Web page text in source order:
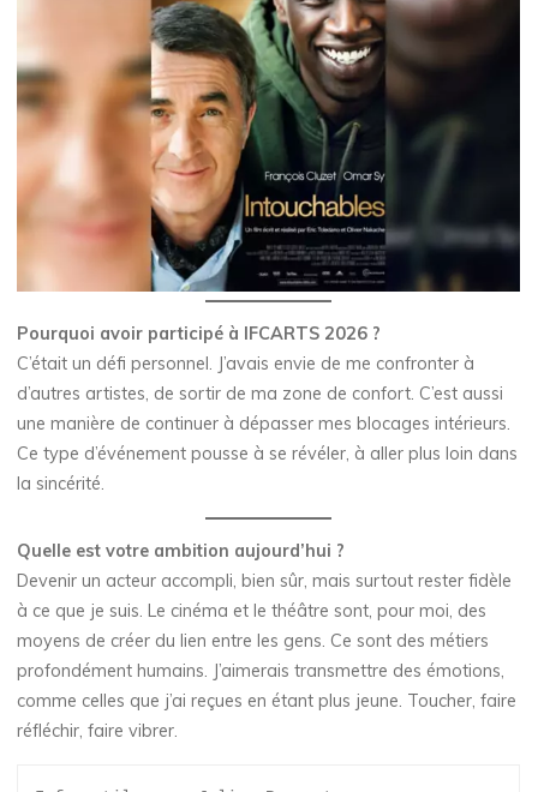
Pourquoi avoir participé à IFCARTS 2026 ?
C’était un défi personnel. J’avais envie de me confronter à
d’autres artistes, de sortir de ma zone de confort. C’est aussi
une manière de continuer à dépasser mes blocages intérieurs.
Ce type d’événement pousse à se révéler, à aller plus loin dans
la sincérité.
Quelle est votre ambition aujourd’hui ?
Devenir un acteur accompli, bien sûr, mais surtout rester fidèle
à ce que je suis. Le cinéma et le théâtre sont, pour moi, des
moyens de créer du lien entre les gens. Ce sont des métiers
profondément humains. J’aimerais transmettre des émotions,
comme celles que j’ai reçues en étant plus jeune. Toucher, faire
réfléchir, faire vibrer.